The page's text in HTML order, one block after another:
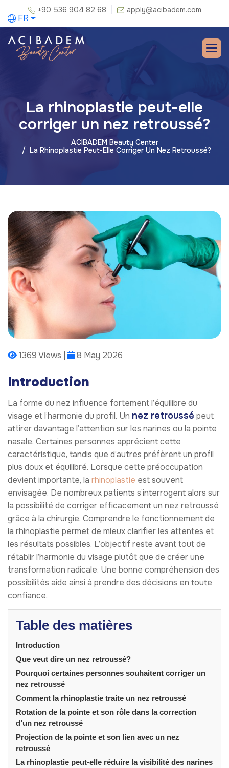
+90 536 904 82 68 apply@acibadem.com
FR
La rhinoplastie peut-elle
corriger un nez retroussé?
ACIBADEM Beauty Center
La Rhinoplastie Peut-Elle Corriger Un Nez Retroussé?
1369 Views | 8 May 2026
Introduction
La forme du nez influence fortement l’équilibre du
visage et l’harmonie du profil. Un nez retroussé peut
attirer davantage l’attention sur les narines ou la pointe
nasale. Certaines personnes apprécient cette
caractéristique, tandis que d’autres préfèrent un profil
plus doux et équilibré. Lorsque cette préoccupation
devient importante, la rhinoplastie est souvent
envisagée. De nombreux patients s’interrogent alors sur
la possibilité de corriger efficacement un nez retroussé
grâce à la chirurgie. Comprendre le fonctionnement de
la rhinoplastie permet de mieux clarifier les attentes et
les résultats possibles. L’objectif reste avant tout de
rétablir l’harmonie du visage plutôt que de créer une
transformation radicale. Une bonne compréhension des
possibilités aide ainsi à prendre des décisions en toute
confiance.
Table des matières
Introduction
Que veut dire un nez retroussé?
Pourquoi certaines personnes souhaitent corriger un
nez retroussé
Comment la rhinoplastie traite un nez retroussé
Rotation de la pointe et son rôle dans la correction
d’un nez retroussé
Projection de la pointe et son lien avec un nez
retroussé
La rhinoplastie peut-elle réduire la visibilité des narines